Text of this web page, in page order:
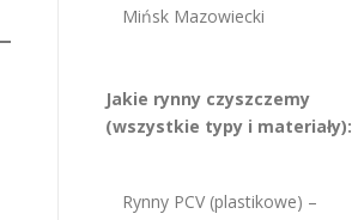
Mińsk Mazowiecki
Jakie rynny czyszczemy
(wszystkie typy i materiały):
Rynny PCV (plastikowe) –